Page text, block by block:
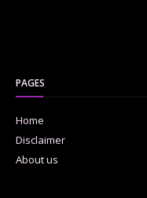
PAGES
Home
Disclaimer
About us